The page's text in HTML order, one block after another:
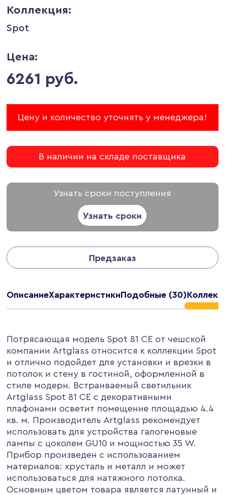
Коллекция:
Spot
Цена:
6261 руб.
Цену и количество уточнять у менеджера!
В наличии на складе поставщика
Узнать сроки поступления
Узнать сроки
Предзаказ
ОписаниеХарактеристикиПодобные (30)
Потрясающая модель Spot 81 CE от чешской
компании Artglass относится к коллекции Spot
и отлично подойдет для установки и врезки в
потолок и стену в гостиной, оформленной в
стиле модерн. Встраиваемый светильник
Artglass Spot 81 CE с декоративными
плафонами осветит помещение площадью 4.4
кв. м. Производитель Artglass рекомендует
использовать для устройства галогеновые
лампы с цоколем GU10 и мощностью 35 W.
Прибор произведен с использованием
материалов: хрусталь и металл и может
использоваться для натяжного потолка.
Основным цветом товара является латунный и